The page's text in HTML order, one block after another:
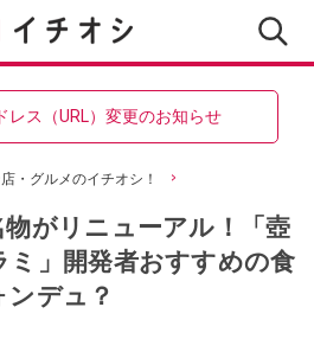
レス（URL）変更のお知らせ
・グルメのイチオシ！
がリニューアル！「壺
」開発者おすすめの食
デュ？